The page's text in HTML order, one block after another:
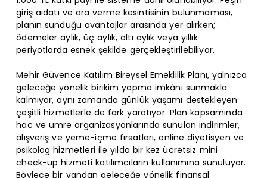
giriş aidatı ve ara verme kesintisinin bulunmaması,
planın sunduğu avantajlar arasında yer alırken;
ödemeler aylık, üç aylık, altı aylık veya yıllık
periyotlarda esnek şekilde gerçekleştirilebiliyor.
Mehir Güvence Katılım Bireysel Emeklilik Planı, yalnızca
geleceğe yönelik birikim yapma imkânı sunmakla
kalmıyor, aynı zamanda günlük yaşamı destekleyen
çeşitli hizmetlerle de fark yaratıyor. Plan kapsamında
hac ve umre organizasyonlarında sunulan indirimler,
alışveriş ve yeme-içme fırsatları, online diyetisyen ve
psikolog hizmetleri ile yılda bir kez ücretsiz mini
check-up hizmeti katılımcıların kullanımına sunuluyor.
Böylece bir yandan geleceğe yönelik finansal